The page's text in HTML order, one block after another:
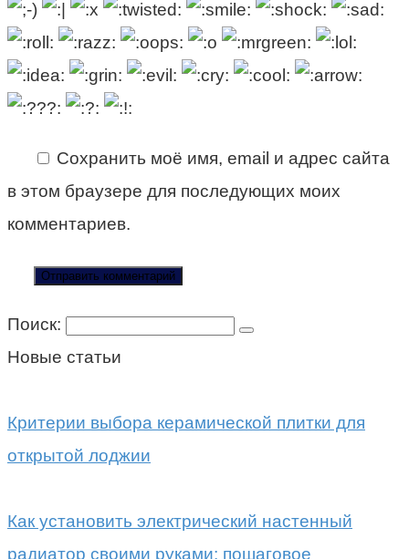
Сохранить моё имя, email и адрес сайта
в этом браузере для последующих моих
комментариев.
Поиск:
Новые статьи
Критерии выбора керамической плитки для
открытой лоджии
Как установить электрический настенный
радиатор своими руками: пошаговое